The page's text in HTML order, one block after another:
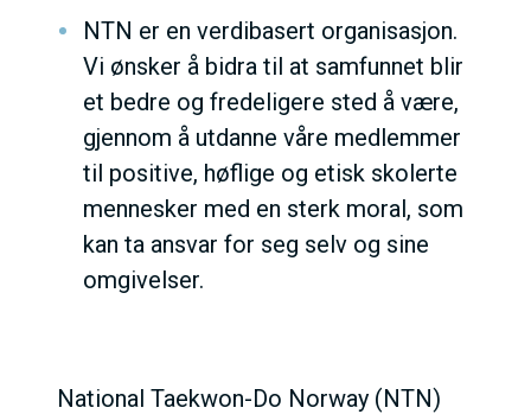
NTN er en verdibasert organisasjon.
Vi ønsker å bidra til at samfunnet blir
et bedre og fredeligere sted å være,
gjennom å utdanne våre medlemmer
til positive, høflige og etisk skolerte
mennesker med en sterk moral, som
kan ta ansvar for seg selv og sine
omgivelser.
National Taekwon-Do Norway (NTN)